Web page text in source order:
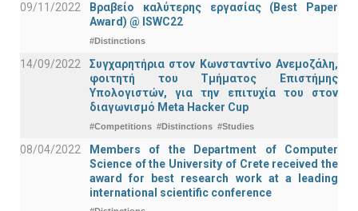
09/11/2022
Βραβείο καλύτερης εργασίας (Best Paper
Award) @ ISWC22
#Distinctions
14/09/2022
Συγχαρητήρια στον Κωνσταντίνο Ανεμοζάλη,
φοιτητή του Τμήματος Επιστήμης
Υπολογιστών, για την επιτυχία του στον
διαγωνισμό Meta Hacker Cup
#Competitions #Distinctions #Studies
08/04/2022
Members of the Department of Computer
Science of the University of Crete received the
award for best research work at a leading
international scientific conference